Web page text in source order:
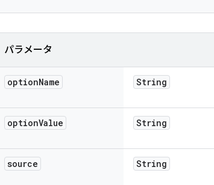
パラメータ
optionName String
optionValue String
source String